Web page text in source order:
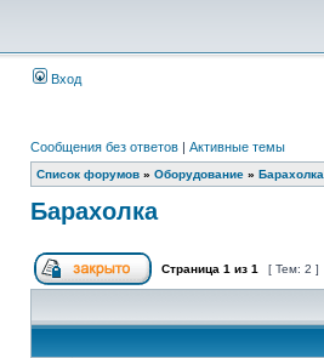
Вход
Сообщения без ответов | Активные темы
Список форумов » Оборудование » Барахолка
Барахолка
Страница 1 из 1 [ Тем: 2 ]